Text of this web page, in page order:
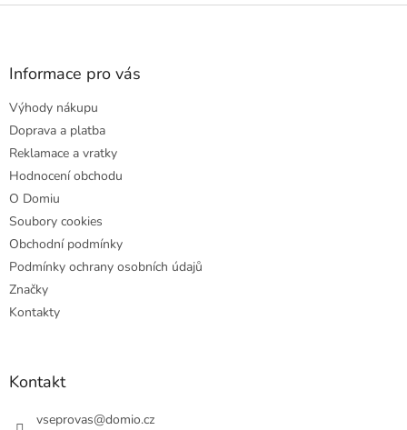
Z
Informace pro vás
Výhody nákupu
Doprava a platba
Reklamace a vratky
Hodnocení obchodu
O Domiu
Soubory cookies
Obchodní podmínky
Podmínky ochrany osobních údajů
Značky
Kontakty
Kontakt
vseprovas@domio.cz